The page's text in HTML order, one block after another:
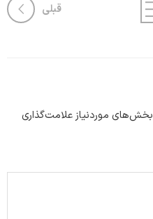
قبلی
بخش‌های موردنیاز علامت‌گذاری